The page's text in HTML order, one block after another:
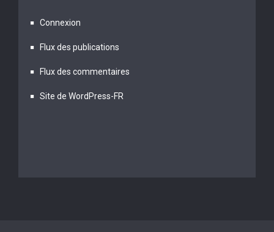
Connexion
Flux des publications
Flux des commentaires
Site de WordPress-FR